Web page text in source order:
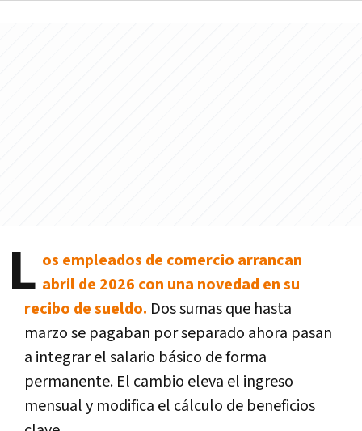
L os empleados de comercio arrancan
abril de 2026 con una novedad en su
recibo de sueldo. Dos sumas que hasta
marzo se pagaban por separado ahora pasan
a integrar el salario básico de forma
permanente. El cambio eleva el ingreso
mensual y modifica el cálculo de beneficios